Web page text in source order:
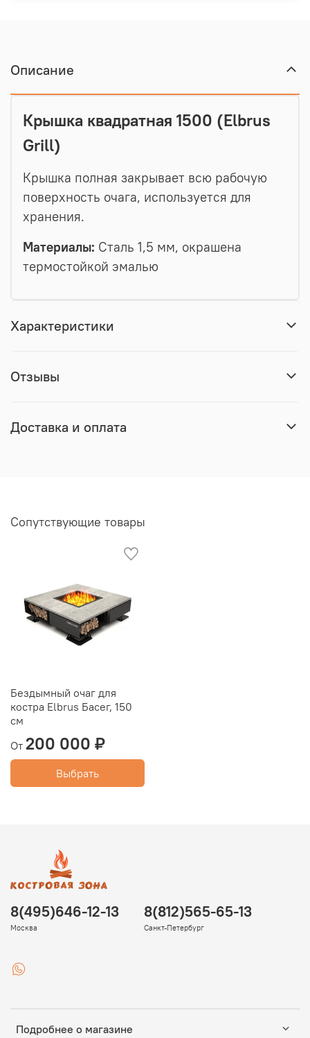
Описание
Крышка квадратная 1500 (Elbrus
Grill)
Крышка полная закрывает всю рабочую
поверхность очага, используется для
хранения.
Материалы: Сталь 1,5 мм, окрашена
термостойкой эмалью
Характеристики
Отзывы
Доставка и оплата
Сопутствующие товары
Бездымный очаг для
костра Elbrus Басег, 150
см
От 200 000 ₽
Выбрать
Подробнее о магазине
8(495)646-12-13
Москва
8(812)565-65-13
Санкт-Петербург